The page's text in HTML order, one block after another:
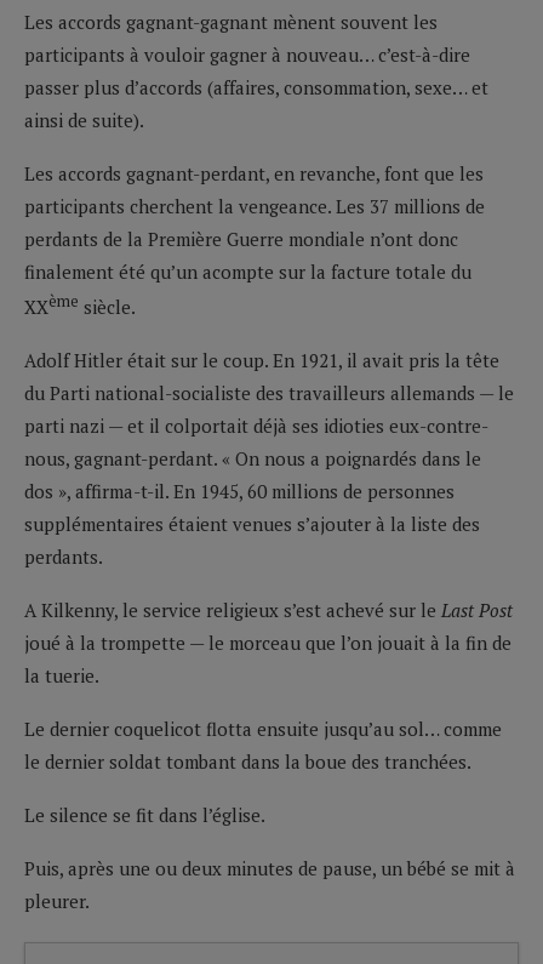
Les accords gagnant-gagnant mènent souvent les
participants à vouloir gagner à nouveau… c’est-à-dire
passer plus d’accords (affaires, consommation, sexe… et
ainsi de suite).
Les accords gagnant-perdant, en revanche, font que les
participants cherchent la vengeance. Les 37 millions de
perdants de la Première Guerre mondiale n’ont donc
finalement été qu’un acompte sur la facture totale du
XXème siècle.
Adolf Hitler était sur le coup. En 1921, il avait pris la tête
du Parti national-socialiste des travailleurs allemands — le
parti nazi — et il colportait déjà ses idioties eux-contre-
nous, gagnant-perdant. « On nous a poignardés dans le
dos », affirma-t-il. En 1945, 60 millions de personnes
supplémentaires étaient venues s’ajouter à la liste des
perdants.
A Kilkenny, le service religieux s’est achevé sur le Last Post
joué à la trompette — le morceau que l’on jouait à la fin de
la tuerie.
Le dernier coquelicot flotta ensuite jusqu’au sol… comme
le dernier soldat tombant dans la boue des tranchées.
Le silence se fit dans l’église.
Puis, après une ou deux minutes de pause, un bébé se mit à
pleurer.